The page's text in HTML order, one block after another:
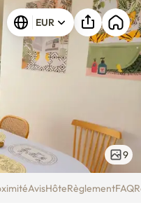
Airport Bus)
EUR
9
AvisHôteRèglementFAQ